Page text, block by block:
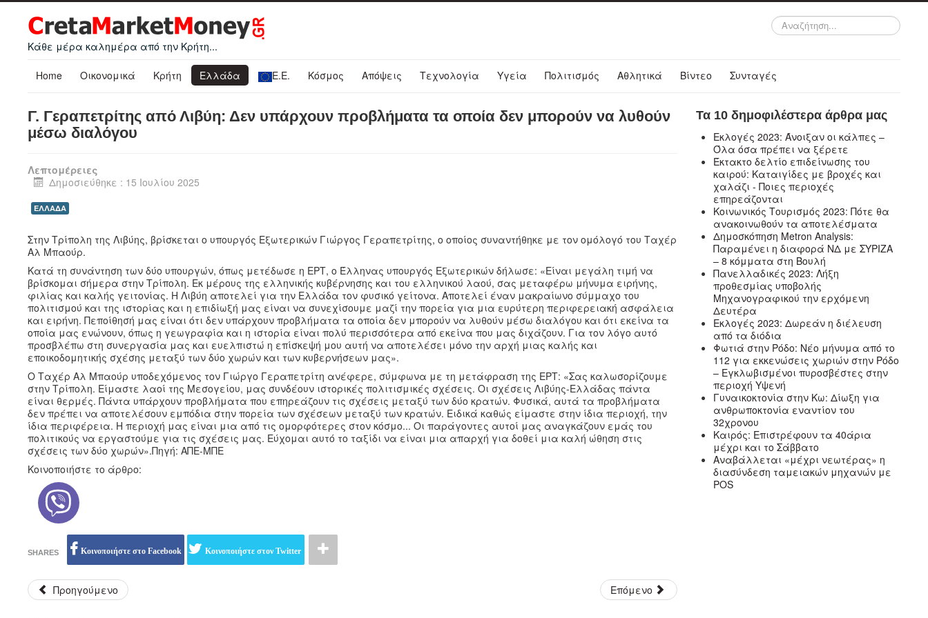
Κάθε μέρα καλημέρα από την Κρήτη...
Αναζήτηση...
Home Οικονομικά Κρήτη Ελλάδα Ε.Ε. Κόσμος Απόψεις Τεχνολογία Υγεία Πολιτισμός Αθλητικά Βίντεο Συνταγές
Γ. Γεραπετρίτης από Λιβύη: Δεν υπάρχουν προβλήματα τα οποία δεν μπορούν να λυθούν
μέσω διαλόγου
Λεπτομέρειες
Δημοσιεύθηκε : 15 Ιουλίου 2025
ΕΛΛΑΔΑ
Στην Τρίπολη της Λιβύης, βρίσκεται ο υπουργός Εξωτερικών Γιώργος Γεραπετρίτης, ο οποίος συναντήθηκε με τον ομόλογό του Ταχέρ
Αλ Μπαούρ.
Κατά τη συνάντηση των δύο υπουργών, όπως μετέδωσε η ΕΡΤ, ο Έλληνας υπουργός Εξωτερικών δήλωσε: «Είναι μεγάλη τιμή να
βρίσκομαι σήμερα στην Τρίπολη. Εκ μέρους της ελληνικής κυβέρνησης και του ελληνικού λαού, σας μεταφέρω μήνυμα ειρήνης,
φιλίας και καλής γειτονίας. Η Λιβύη αποτελεί για την Ελλάδα τον φυσικό γείτονα. Αποτελεί έναν μακραίωνο σύμμαχο του
πολιτισμού και της ιστορίας και η επιδίωξή μας είναι να συνεχίσουμε μαζί την πορεία για μια ευρύτερη περιφερειακή ασφάλεια
και ειρήνη. Πεποίθησή μας είναι ότι δεν υπάρχουν προβλήματα τα οποία δεν μπορούν να λυθούν μέσω διαλόγου και ότι εκείνα τα
οποία μας ενώνουν, όπως η γεωγραφία και η ιστορία είναι πολύ περισσότερα από εκείνα που μας διχάζουν. Για τον λόγο αυτό
προσβλέπω στη συνεργασία μας και ευελπιστώ η επίσκεψή μου αυτή να αποτελέσει μόνο την αρχή μιας καλής και
εποικοδομητικής σχέσης μεταξύ των δύο χωρών και των κυβερνήσεων μας».
Ο Ταχέρ Αλ Μπαούρ υποδεχόμενος τον Γιώργο Γεραπετρίτη ανέφερε, σύμφωνα με τη μετάφραση της ΕΡΤ: «Σας καλωσορίζουμε
στην Τρίπολη. Είμαστε λαοί της Μεσογείου, μας συνδέουν ιστορικές πολιτισμικές σχέσεις. Οι σχέσεις Λιβύης-Ελλάδας πάντα
είναι θερμές. Πάντα υπάρχουν προβλήματα που επηρεάζουν τις σχέσεις μεταξύ των δύο κρατών. Φυσικά, αυτά τα προβλήματα
δεν πρέπει να αποτελέσουν εμπόδια στην πορεία των σχέσεων μεταξύ των κρατών. Ειδικά καθώς είμαστε στην ίδια περιοχή, την
ίδια περιφέρεια. Η περιοχή μας είναι μια από τις ομορφότερες στον κόσμο... Οι παράγοντες αυτοί μας αναγκάζουν εμάς του
πολιτικούς να εργαστούμε για τις σχέσεις μας. Εύχομαι αυτό το ταξίδι να είναι μια απαρχή για δοθεί μια καλή ώθηση στις
σχέσεις των δύο χωρών».Πηγή: ΑΠΕ-ΜΠΕ
Κοινοποιήστε το άρθρο:
SHARES Κοινοποιήστε στο Facebook Κοινοποιήστε στον Twitter
Προηγούμενο Επόμενο
Τα 10 δημοφιλέστερα άρθρα μας
Εκλογές 2023: Άνοιξαν οι κάλπες –
Όλα όσα πρέπει να ξέρετε
Έκτακτο δελτίο επιδείνωσης του
καιρού: Καταιγίδες με βροχές και
χαλάζι - Ποιες περιοχές
επηρεάζονται
Κοινωνικός Τουρισμός 2023: Πότε θα
ανακοινωθούν τα αποτελέσματα
Δημοσκόπηση Metron Analysis:
Παραμένει η διαφορά ΝΔ με ΣΥΡΙΖΑ
– 8 κόμματα στη Βουλή
Πανελλαδικές 2023: Λήξη
προθεσμίας υποβολής
Μηχανογραφικού την ερχόμενη
Δευτέρα
Εκλογές 2023: Δωρεάν η διέλευση
από τα διόδια
Φωτιά στην Ρόδο: Νέο μήνυμα από το
112 για εκκενώσεις χωριών στην Ρόδο
– Εγκλωβισμένοι πυροσβέστες στην
περιοχή Υψενή
Γυναικοκτονία στην Κω: Δίωξη για
ανθρωποκτονία εναντίον του
32χρονου
Καιρός: Επιστρέφουν τα 40άρια
μέχρι και το Σάββατο
Αναβάλλεται «μέχρι νεωτέρας» η
διασύνδεση ταμειακών μηχανών με
POS